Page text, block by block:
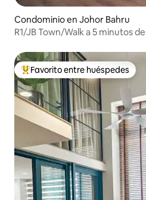
Condominio en Johor Bahru
R1/JB Town/Walk a 5 minutos de
De los mejores en Favorito entre
Favorito entre huéspedes